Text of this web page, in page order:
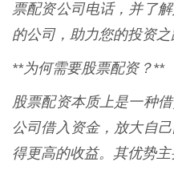
票配资公司电话，并了
的公司，助力您的投资之
**为何需要股票配资？**
股票配资本质上是一种
公司借入资金，放大自
得更高的收益。其优势